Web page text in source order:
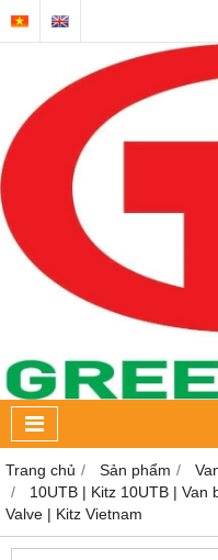
Trang chủ Sản phẩm
10UTB | Kitz 10UTB | Van
Valve | Kitz Vietnam